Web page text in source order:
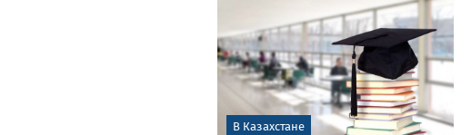
В Казахстане